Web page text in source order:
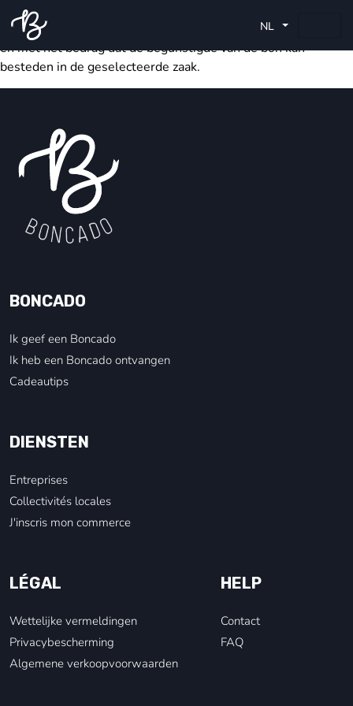
NL
Neen. De waarde van een aankoopbon die u opgeeft bij uw
bestelling komt overeen met de totale som die u zal betalen,
en met het bedrag dat de begunstigde van de bon kan
besteden in de geselecteerde zaak.
BONCADO
Ik geef een Boncado
Ik heb een Boncado ontvangen
Cadeautips
DIENSTEN
Entreprises
Collectivités locales
J'inscris mon commerce
LÉGAL
Wettelijke vermeldingen
Privacybescherming
Algemene verkoopvoorwaarden
HELP
Contact
FAQ